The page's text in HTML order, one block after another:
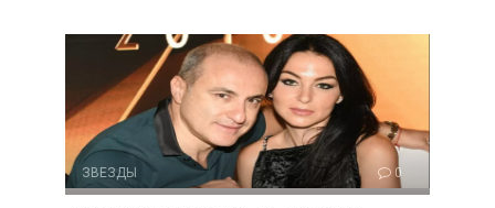
ЗВЕЗДЫ 0